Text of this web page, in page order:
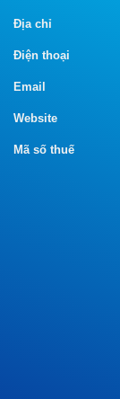
Địa chỉ
Điện thoại
Email
Website
Mã số thuế